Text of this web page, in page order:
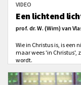
VIDEO
Een lichtend
prof. dr. W. (Wim) van
Wie in Christus is, is een
maar wees 'in Christus',
wordt.